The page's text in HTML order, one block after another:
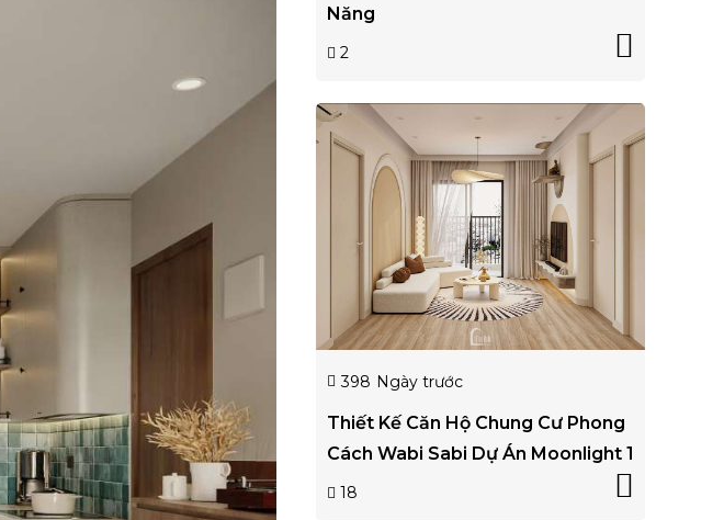
Năng
2
398 Ngày trước
Thiết Kế Căn Hộ Chung Cư Phong
Cách Wabi Sabi Dự Án Moonlight 1
18